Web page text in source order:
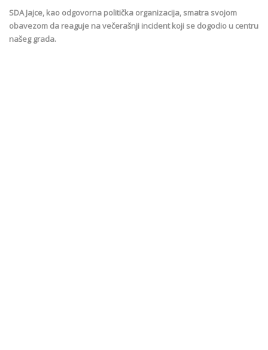
SDA Jajce, kao odgovorna politička organizacija, smatra svojom
obavezom da reaguje na večerašnji incident koji se dogodio u centru
našeg grada.